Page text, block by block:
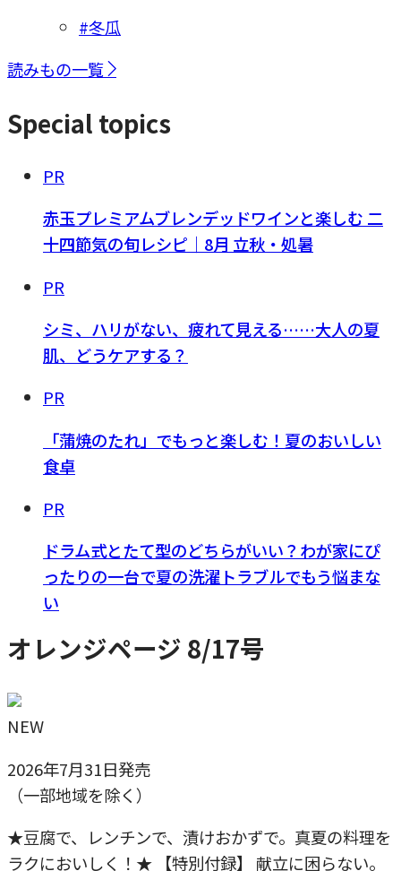
#冬瓜
読みもの一覧
Special topics
PR
赤玉プレミアムブレンデッドワインと楽しむ 二
十四節気の旬レシピ｜8月 立秋・処暑
PR
シミ、ハリがない、疲れて見える……大人の夏
肌、どうケアする？
PR
「蒲焼のたれ」でもっと楽しむ！夏のおいしい
食卓
PR
ドラム式とたて型のどちらがいい？わが家にぴ
ったりの一台で夏の洗濯トラブルでもう悩まな
い
オレンジページ 8/17号
NEW
2026年7月31日発売
（一部地域を除く）
★豆腐で、レンチンで、漬けおかずで。真夏の料理を
ラクにおいしく！★ 【特別付録】 献立に困らない。